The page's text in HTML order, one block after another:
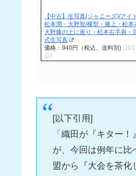
【中古】生写真(ジャニーズ)/アイ
松本潤・大野智/横型・膝上・松本
大野膝の上に座り・松本右手肩・
式生写真
価格：940円（税込、送料別)
点)
[以下引用]
「織田が『キター
が、今回は例年に比
盟から『大会を茶